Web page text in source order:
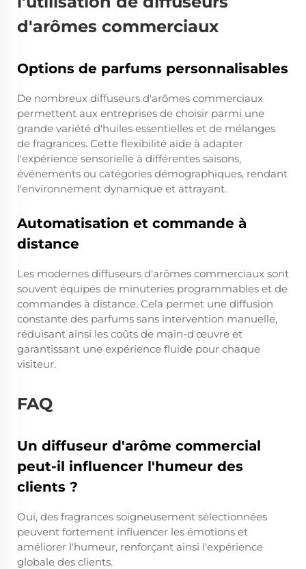
d'arômes commerciaux
Options de parfums personnalisables
De nombreux diffuseurs d'arômes commerciaux
permettent aux entreprises de choisir parmi une
grande variété d'huiles essentielles et de mélanges
de fragrances. Cette flexibilité aide à adapter
l'expérience sensorielle à différentes saisons,
événements ou catégories démographiques, rendant
l'environnement dynamique et attrayant.
Automatisation et commande à
distance
Les modernes diffuseurs d'arômes commerciaux sont
souvent équipés de minuteries programmables et de
commandes à distance. Cela permet une diffusion
constante des parfums sans intervention manuelle,
réduisant ainsi les coûts de main-d'œuvre et
garantissant une expérience fluide pour chaque
visiteur.
FAQ
Un diffuseur d'arôme commercial
peut-il influencer l'humeur des
clients ?
Oui, des fragrances soigneusement sélectionnées
peuvent fortement influencer les émotions et
améliorer l'humeur, renforçant ainsi l'expérience
globale des clients.